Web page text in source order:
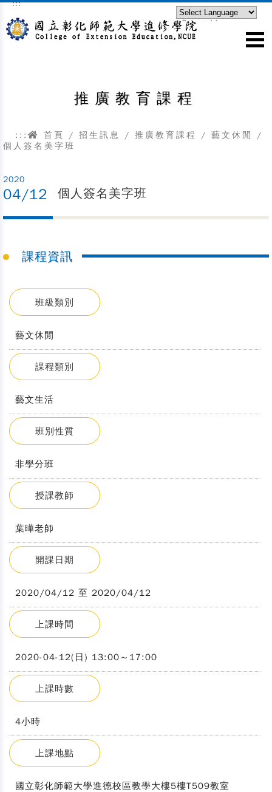
跳到主要內容區塊
:::
Powered by
推廣教育課程
::: 首頁 / 招生訊息 / 推廣教育課程 / 藝文休閒
/
個人簽名美字班
2020
04/12 個人簽名美字班
課程資訊
班級類別
藝文休閒
課程類別
藝文生活
班別性質
非學分班
授課教師
葉曄老師
開課日期
2020/04/12 至 2020/04/12
上課時間
2020-04-12(日) 13:00～17:00
上課時數
4小時
上課地點
國立彰化師範大學進德校區教學大樓5樓T509教室